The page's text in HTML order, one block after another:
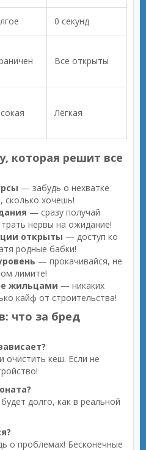
0 секунд
Все открыты
Лёгкая
которая решит все
— забудь о нехватке
сколько хочешь!
— сразу получай
нервы на ожидание!
открыты — доступ ко
родные бабки!
— прокачивайся, не
лимите!
жильцами — никаких
кайф от строительства!
что за бред
очистить кеш. Если не
долго, как в реальной
о проблемах! Бесконечные